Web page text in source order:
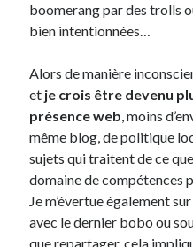
boomerang par des trolls
bien intentionnées…
Alors de manière
et je crois être devenu
présence web, moins
même blog, de politique
sujets qui traitent de ce
domaine de compétences
Je m’évertue également
avec le dernier bobo ou
que repartager, cela